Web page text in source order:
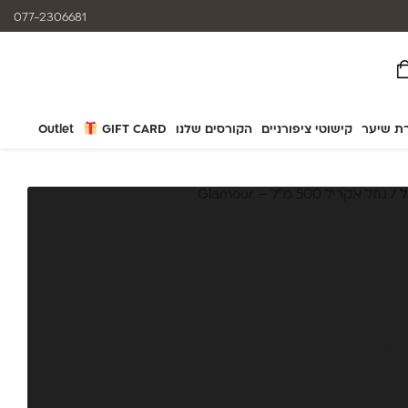
שיער קישוטי ציפורניים הקורסים שלנו GIFT CARD
Outlet
077-2306681